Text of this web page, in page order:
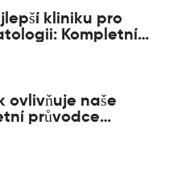
kliniku pro
Kompletní
ovlivňuje naše
průvodce